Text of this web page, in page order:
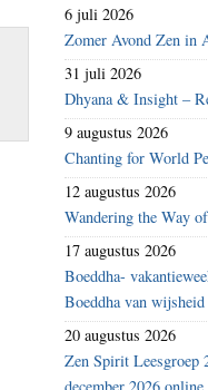
6 juli 2026
Zomer Avond Zen in
31 juli 2026
Dhyana & Insight –
9 augustus 2026
Chanting for World
12 augustus 2026
Wandering the Way
17 augustus 2026
Boeddha-
Boeddha van wijsheid
20 augustus 2026
Zen Spirit Leesgroep